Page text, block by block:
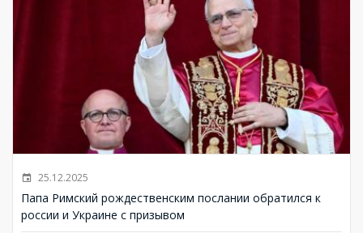
25.12.2025
Папа Римский рождественским послании обратился к
россии и Украине с призывом